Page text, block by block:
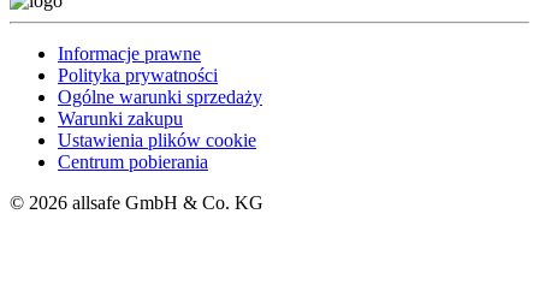
Informacje prawne
Polityka prywatności
Ogólne warunki sprzedaży
Warunki zakupu
Ustawienia plików cookie
Centrum pobierania
© 2026 allsafe GmbH & Co. KG